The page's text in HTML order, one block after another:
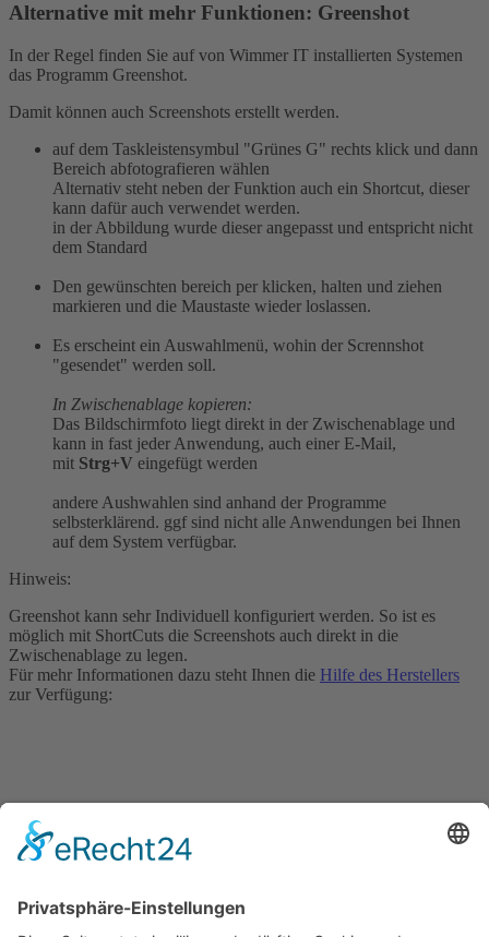
Alternative mit mehr Funktionen: Greenshot
In der Regel finden Sie auf von Wimmer IT installierten Systemen
das Programm Greenshot.
Damit können auch Screenshots erstellt werden.
auf dem Taskleistensymbul "Grünes G" rechts klick und dann
Bereich abfotografieren wählen
Alternativ steht neben der Funktion auch ein Shortcut, dieser
kann dafür auch verwendet werden.
in der Abbildung wurde dieser angepasst und entspricht nicht
dem Standard
Den gewünschten bereich per klicken, halten und ziehen
markieren und die Maustaste wieder loslassen.
Es erscheint ein Auswahlmenü, wohin der Scrennshot
"gesendet" werden soll.
In Zwischenablage kopieren:
Das Bildschirmfoto liegt direkt in der Zwischenablage und
kann in fast jeder Anwendung, auch einer E-Mail,
mit Strg+V eingefügt werden
andere Aushwahlen sind anhand der Programme
selbsterklärend. ggf sind nicht alle Anwendungen bei Ihnen
auf dem System verfügbar.
Hinweis:
Greenshot kann sehr Individuell konfiguriert werden. So ist es
möglich mit ShortCuts die Screenshots auch direkt in die
Zwischenablage zu legen.
Für mehr Informationen dazu steht Ihnen die Hilfe des Herstellers
zur Verfügung:
Sie benötigen weitere Unterstützung?
sein.oder rufen uns an unter 09191 96097-0